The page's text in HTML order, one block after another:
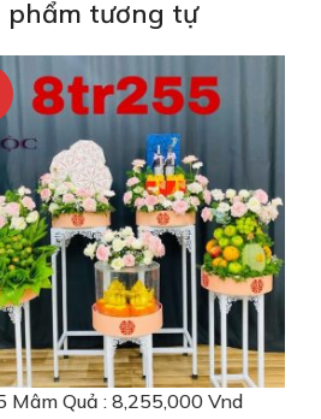
phẩm tương tự
Mâm Quả : 8,255,000 Vnd